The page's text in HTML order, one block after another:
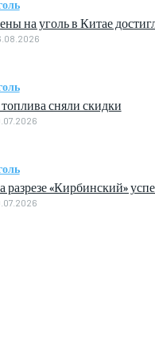
на уголь в Китае
сняли скидки
разрезе «Кирбинский»